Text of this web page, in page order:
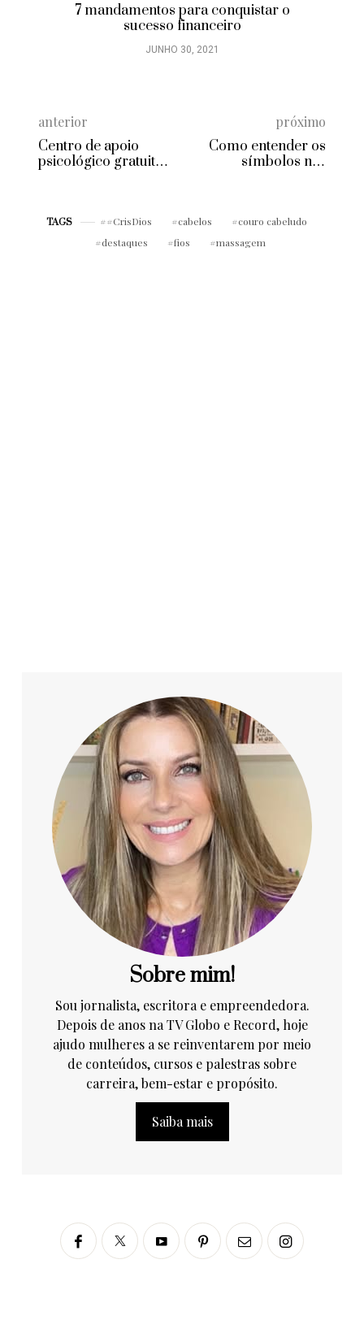
7 mandamentos para conquistar o
sucesso financeiro
JUNHO 30, 2021
anterior
Centro de apoio
psicológico gratuito a
próximo
Como entender os
símbolos nas
TAGS #CrisDios cabelos
couro cabeludo
destaques
fios massagem
Sobre mim!
Sou jornalista, escritora e empreendedora.
Depois de anos na TV Globo e Record, hoje
ajudo mulheres a se reinventarem por meio
de conteúdos, cursos e palestras sobre
carreira, bem-estar e propósito.
Saiba mais